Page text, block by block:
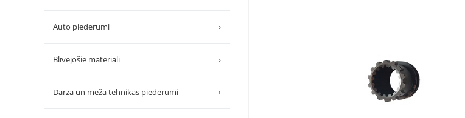
Auto piederumi ›
Blīvējošie materiāli ›
Dārza un meža tehnikas piederumi ›